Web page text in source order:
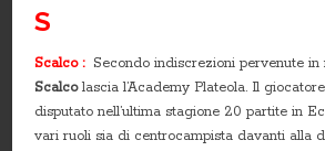
S
Scalco :Secondo indiscrezioni pervenute in
Scalcolascia l’Academy Plateola. Il
disputato nell’ultima stagione 20 partite in
vari ruoli sia di centrocampista davanti alla